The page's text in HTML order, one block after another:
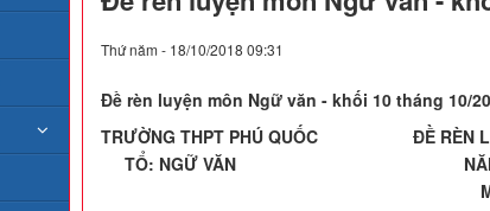
Thứ năm - 18/10/2018 09:31
Đề rèn luyện môn Ngữ văn - khối 10 tháng 10/
TRƯỜNG THPT PHÚ QUỐC ĐỀ RÈN
TỔ: NGỮ VĂN NĂM
MÔN :